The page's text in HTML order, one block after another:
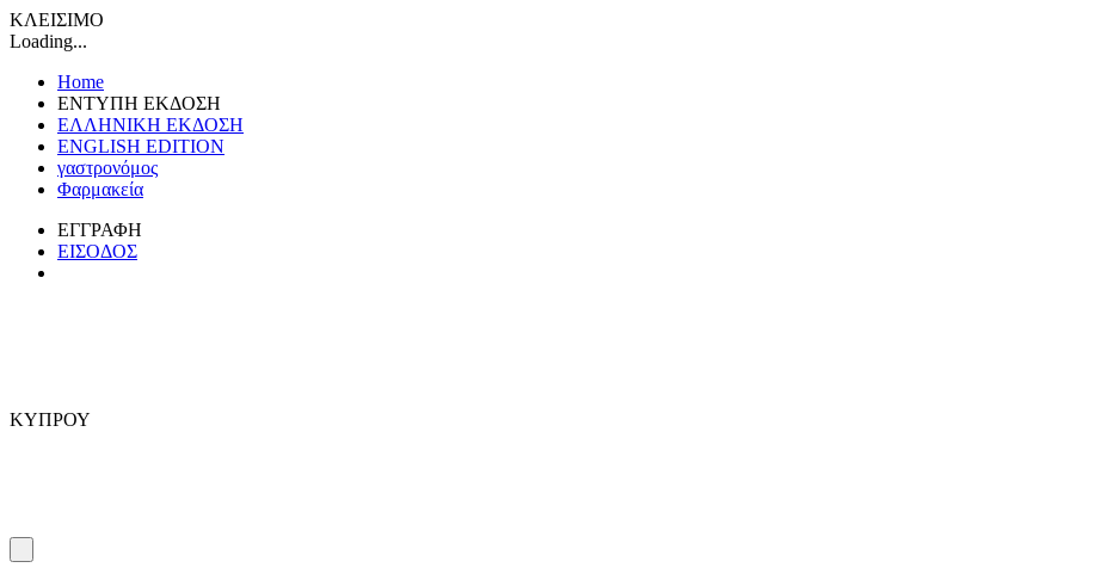
ΚΛΕΙΣΙΜΟ
Loading...
Home
ΕΝΤΥΠΗ ΕΚΔΟΣΗ
ΕΛΛΗΝΙΚΗ ΕΚΔΟΣΗ
ENGLISH EDITION
γαστρονόμος
Φαρμακεία
ΕΓΓΡΑΦΗ
ΕΙΣΟΔΟΣ
ΚΥΠΡΟΥ